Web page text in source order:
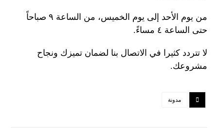
من يوم الأحد إلى يوم الخميس، من الساعة ٩ صباحاً
حتى الساعة ٤ مساءً.
لا تتردد كثيرا في الاتصال بنا لضمان تميزك ونجاح
مشروعك.
مدونة